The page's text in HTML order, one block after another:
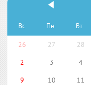
Вс Пн Вт
26 27 28
2
3 4
9
10 11